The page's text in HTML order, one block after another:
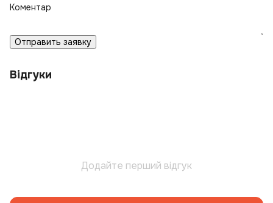
Коментар
Отправить заявку
Відгуки
Додайте перший відгук